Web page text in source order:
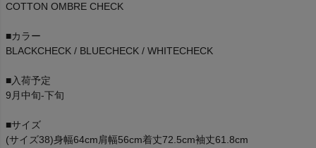
COTTON OMBRE CHECK
■カラー
BLACKCHECK / BLUECHECK / WHITECHECK
■入荷予定
9月中旬-下旬
■サイズ
(サイズ38)身幅64cm肩幅56cm着丈72.5cm袖丈61.8cm